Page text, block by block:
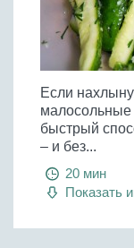
Если
малосольные
быстрый
– и без...
20 мин
Показать